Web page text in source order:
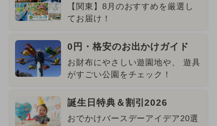
【関東】8月のおすすめを厳選し
てお届け！
0円・格安のお出かけガイド
お財布にやさしい遊園地や、 遊具
がすごい公園をチェック！
誕生日特典＆割引2026
おでかけバースデーアイデア20選